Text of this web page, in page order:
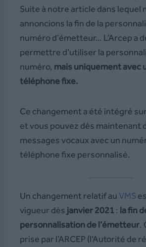
Suite à notre article dans lequel
annoncions la fin de la
numéro d’émetteur… L’Arcep a
permettre d’utiliser la
numéro, mais uniquement avec
téléphone fixe.
Ce changement a été intégré
et vous pouvez dès maintenant
messages vocaux avec un
téléphone fixe personnalisé.
Un changement relatif auVMS
vigueur dès janvier 2021 : la fin
personnalisation de l’émetteur.
prise par l’ARCEP (l’Autorité de